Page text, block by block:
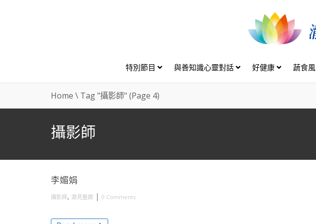
特別節目 與善知識心靈對話 好健康 蔬食風
Home \ Tag "攝影師" (Page 4)
攝影師
李媚娟
攝影師, 澈見藝廊 | 0 Comments